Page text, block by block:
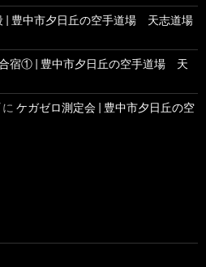
| 豊中市夕日丘の空手道場 天志道場
宿① | 豊中市夕日丘の空手道場 天
に ケガゼロ測定会 | 豊中市夕日丘の空